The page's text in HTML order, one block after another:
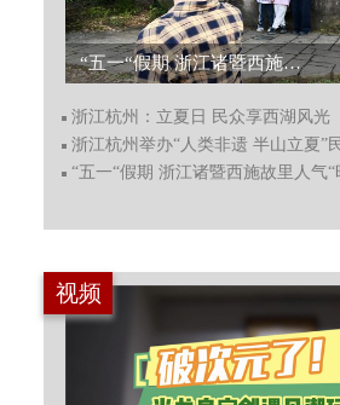
“五一“假期 浙江诸暨西施故里人气“旺”...
浙江杭州：立夏日 民众享西湖风光
浙江杭州举办“人类非遗 半山立夏”
“五一“假期 浙江诸暨西施故里人气“
视频